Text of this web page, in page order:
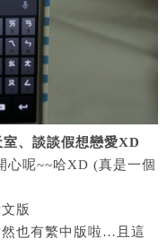
、談談假想戀愛XD
心呢~~哈XD (真是一個
版
也有繁中版啦…且這